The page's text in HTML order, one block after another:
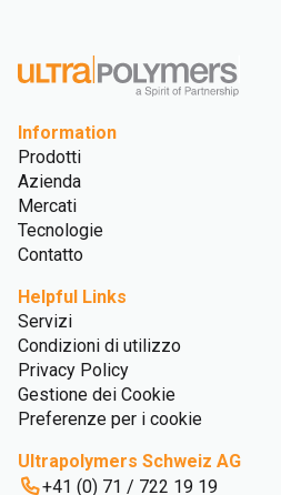
Information
Prodotti
Azienda
Mercati
Tecnologie
Contatto
Helpful Links
Servizi
Condizioni di utilizzo
Privacy Policy
Gestione dei Cookie
Preferenze per i cookie
Ultrapolymers Schweiz AG
+41 (0) 71 / 722 19 19